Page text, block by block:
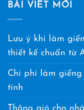
BÀI VIẾT MỚI
Lưu ý khi làm
thiết kế chuẩn từ
Chi phí làm
tính
Thông gió cho